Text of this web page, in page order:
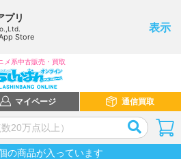
プリ
Store
表示
メ系中古販売・買取
マイページ 通信買取
の商品が入っています